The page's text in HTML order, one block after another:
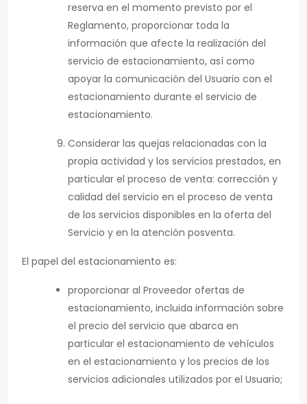
reserva en el momento previsto por el
Reglamento, proporcionar toda la
información que afecte la realización del
servicio de estacionamiento, así como
apoyar la comunicación del Usuario con el
estacionamiento durante el servicio de
estacionamiento.
Considerar las quejas relacionadas con la
propia actividad y los servicios prestados, en
particular el proceso de venta: corrección y
calidad del servicio en el proceso de venta
de los servicios disponibles en la oferta del
Servicio y en la atención posventa.
El papel del estacionamiento es:
proporcionar al Proveedor ofertas de
estacionamiento, incluida información sobre
el precio del servicio que abarca en
particular el estacionamiento de vehículos
en el estacionamiento y los precios de los
servicios adicionales utilizados por el Usuario;